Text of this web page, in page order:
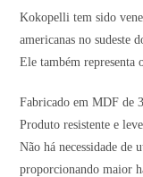
Kokopelli tem sido
americanas no sudeste
Ele também representa
Fabricado em MDF de
Produto resistente e leve.
Não há necessidade de
proporcionando maior